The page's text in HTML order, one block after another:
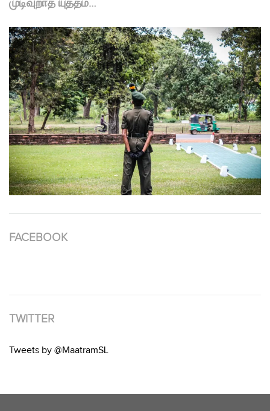
முடிவுறாத யுத்தம்…
FACEBOOK
TWITTER
Tweets by @MaatramSL